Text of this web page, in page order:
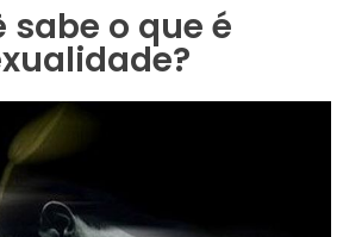
sabe o que é